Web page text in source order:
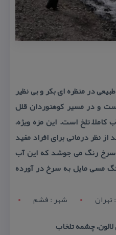
در منظره ای بكر و بی نظیر
و در مسیر كوهنوردان قلل
تلخ است. این مزه ویژه،
نظر درمانی برای افراد مفید
رنگ می جوشد كه این آب
مسی مایل به سرخ در آورده
شهر : فشم
چشمه تلخاب